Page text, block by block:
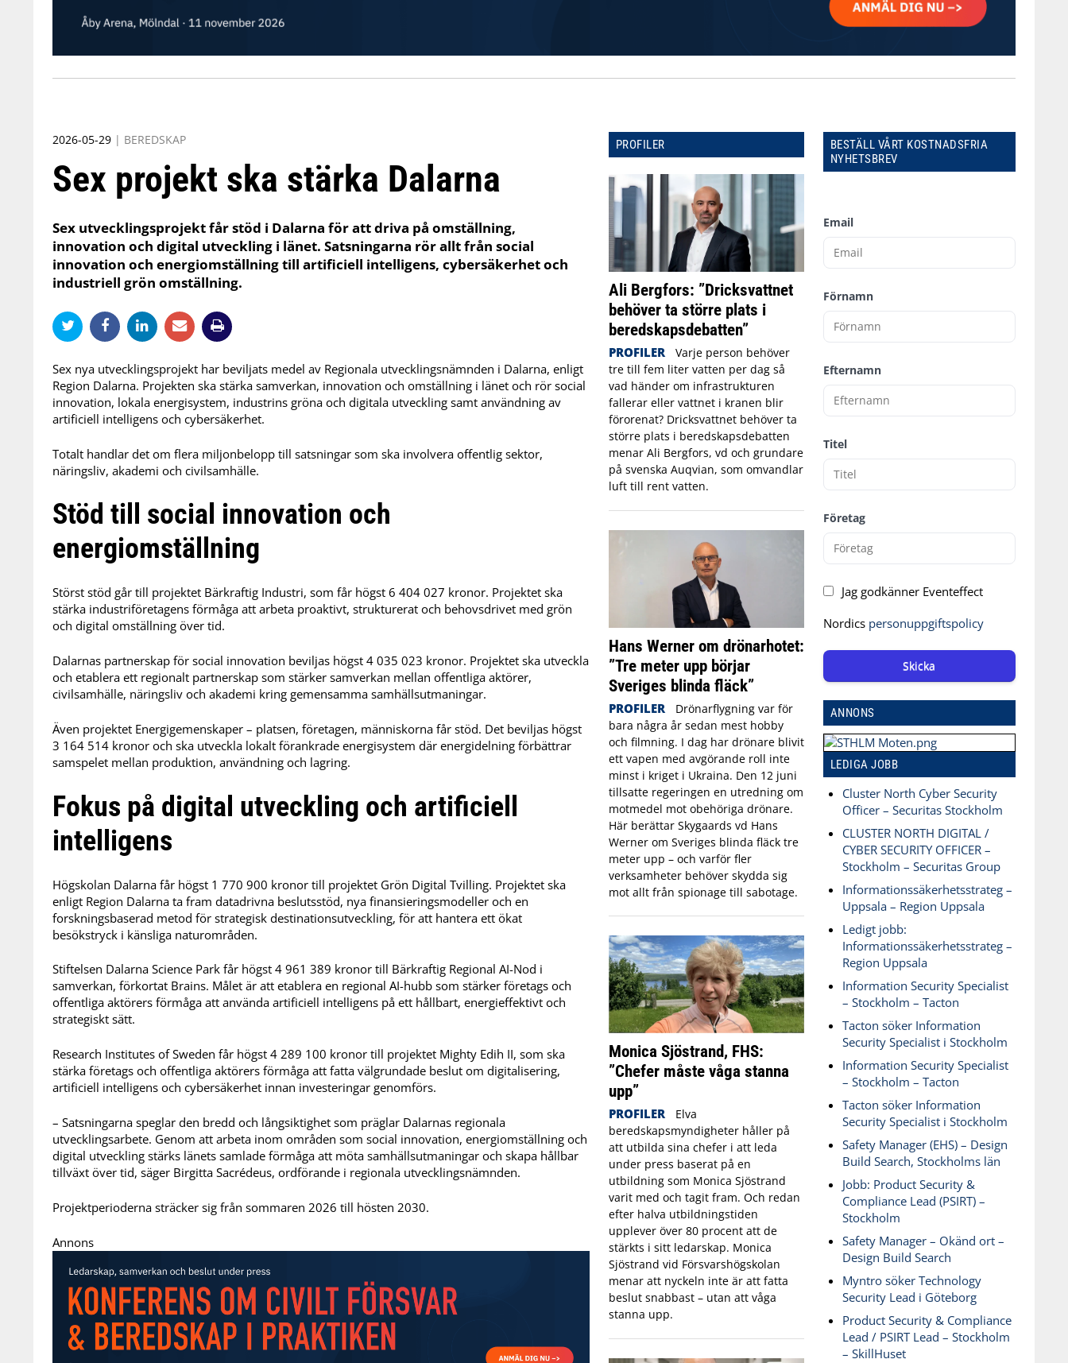
2026-05-29 | BEREDSKAP
Sex projekt ska stärka Dalarna
Sex utvecklingsprojekt får stöd i Dalarna för att driva på omställning,
innovation och digital utveckling i länet. Satsningarna rör allt från social
innovation och energiomställning till artificiell intelligens, cybersäkerhet och
industriell grön omställning.
Sex nya utvecklingsprojekt har beviljats medel av Regionala utvecklingsnämnden i Dalarna, enligt
Region Dalarna. Projekten ska stärka samverkan, innovation och omställning i länet och rör social
innovation, lokala energisystem, industrins gröna och digitala utveckling samt användning av
artificiell intelligens och cybersäkerhet.
Totalt handlar det om flera miljonbelopp till satsningar som ska involvera offentlig sektor,
näringsliv, akademi och civilsamhälle.
Stöd till social innovation och
energiomställning
Störst stöd går till projektet Bärkraftig Industri, som får högst 6 404 027 kronor. Projektet ska
stärka industriföretagens förmåga att arbeta proaktivt, strukturerat och behovsdrivet med grön
och digital omställning över tid.
Dalarnas partnerskap för social innovation beviljas högst 4 035 023 kronor. Projektet ska utveckla
och etablera ett regionalt partnerskap som stärker samverkan mellan offentliga aktörer,
civilsamhälle, näringsliv och akademi kring gemensamma samhällsutmaningar.
Även projektet Energigemenskaper – platsen, företagen, människorna får stöd. Det beviljas högst
3 164 514 kronor och ska utveckla lokalt förankrade energisystem där energidelning förbättrar
samspelet mellan produktion, användning och lagring.
Fokus på digital utveckling och artificiell
intelligens
Högskolan Dalarna får högst 1 770 900 kronor till projektet Grön Digital Tvilling. Projektet ska
enligt Region Dalarna ta fram datadrivna beslutsstöd, nya finansieringsmodeller och en
forskningsbaserad metod för strategisk destinationsutveckling, för att hantera ett ökat
besökstryck i känsliga naturområden.
Stiftelsen Dalarna Science Park får högst 4 961 389 kronor till Bärkraftig Regional AI-Nod i
samverkan, förkortat Brains. Målet är att etablera en regional AI-hubb som stärker företags och
offentliga aktörers förmåga att använda artificiell intelligens på ett hållbart, energieffektivt och
strategiskt sätt.
Research Institutes of Sweden får högst 4 289 100 kronor till projektet Mighty Edih II, som ska
stärka företags och offentliga aktörers förmåga att fatta välgrundade beslut om digitalisering,
artificiell intelligens och cybersäkerhet innan investeringar genomförs.
– Satsningarna speglar den bredd och långsiktighet som präglar Dalarnas regionala
utvecklingsarbete. Genom att arbeta inom områden som social innovation, energiomställning och
digital utveckling stärks länets samlade förmåga att möta samhällsutmaningar och skapa hållbar
tillväxt över tid, säger Birgitta Sacrédeus, ordförande i regionala utvecklingsnämnden.
Projektperioderna sträcker sig från sommaren 2026 till hösten 2030.
Annons
PROFILER
Ali Bergfors: ”Dricksvattnet
behöver ta större plats i
beredskapsdebatten”
PROFILER
Varje person behöver
tre till fem liter vatten per dag så
vad händer om infrastrukturen
fallerar eller vattnet i kranen blir
förorenat? Dricksvattnet behöver ta
större plats i beredskapsdebatten
menar Ali Bergfors, vd och grundare
på svenska Auqvian, som omvandlar
luft till rent vatten.
Hans Werner om drönarhotet:
”Tre meter upp börjar
Sveriges blinda fläck”
PROFILER
Drönarflygning var för
bara några år sedan mest hobby
och filmning. I dag har drönare blivit
ett vapen med avgörande roll inte
minst i kriget i Ukraina. Den 12 juni
tillsatte regeringen en utredning om
motmedel mot obehöriga drönare.
Här berättar Skygaards vd Hans
Werner om Sveriges blinda fläck tre
meter upp – och varför fler
verksamheter behöver skydda sig
mot allt från spionage till sabotage.
Monica Sjöstrand, FHS:
”Chefer måste våga stanna
upp”
PROFILER
Elva
beredskapsmyndigheter håller på
att utbilda sina chefer i att leda
under press baserat på en
utbildning som Monica Sjöstrand
varit med och tagit fram. Och redan
efter halva utbildningstiden
upplever över 80 procent att de
stärkts i sitt ledarskap. Monica
Sjöstrand vid Försvarshögskolan
menar att nyckeln inte är att fatta
beslut snabbast – utan att våga
stanna upp.
BESTÄLL VÅRT KOSTNADSFRIA
NYHETSBREV
Email
Förnamn
Efternamn
Titel
Företag
Jag godkänner Eventeffect
Nordics personuppgiftspolicy
Skicka
ANNONS
LEDIGA JOBB
Cluster North Cyber Security
Officer – Securitas Stockholm
CLUSTER NORTH DIGITAL /
CYBER SECURITY OFFICER –
Stockholm – Securitas Group
Informationssäkerhetsstrateg –
Uppsala – Region Uppsala
Ledigt jobb:
Informationssäkerhetsstrateg –
Region Uppsala
Information Security Specialist
– Stockholm – Tacton
Tacton söker Information
Security Specialist i Stockholm
Information Security Specialist
– Stockholm – Tacton
Tacton söker Information
Security Specialist i Stockholm
Safety Manager (EHS) – Design
Build Search, Stockholms län
Jobb: Product Security &
Compliance Lead (PSIRT) –
Stockholm
Safety Manager – Okänd ort –
Design Build Search
Myntro söker Technology
Security Lead i Göteborg
Product Security & Compliance
Lead / PSIRT Lead – Stockholm
– SkillHuset